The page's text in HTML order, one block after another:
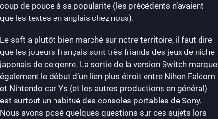
coup de pouce à sa popularité (les précédents n’avaient
que les textes en anglais chez nous).
Le soft a plutôt bien marché sur notre territoire, il faut dire
que les joueurs français sont très friands des jeux de niche
japonais de ce genre. La sortie de la version Switch marque
également le début d’un lien plus étroit entre Nihon Falcom
et Nintendo car Ys (et les autres productions en général)
est surtout un habitué des consoles portables de Sony.
Nous avons posé quelques questions sur ces sujets lors